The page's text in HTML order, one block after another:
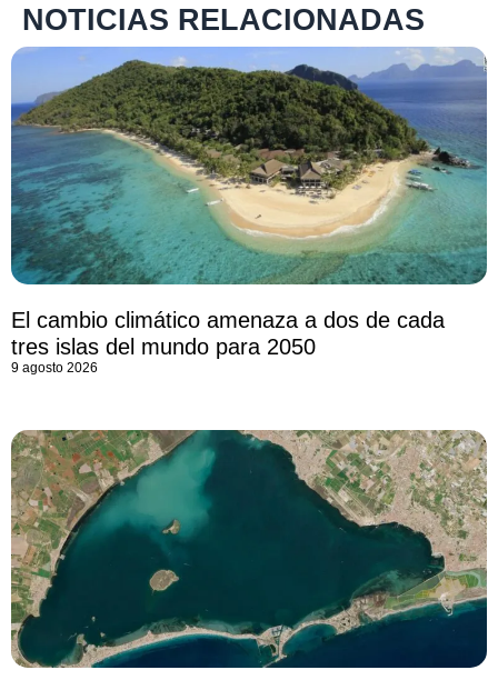
NOTICIAS RELACIONADAS
El cambio climático amenaza a dos de cada
tres islas del mundo para 2050
9 agosto 2026